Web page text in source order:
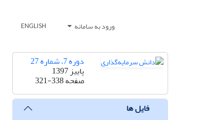
ورود به سامانه ENGLISH
دوره 7، شماره 27
پاییز 1397
صفحه321-338
فایل ها